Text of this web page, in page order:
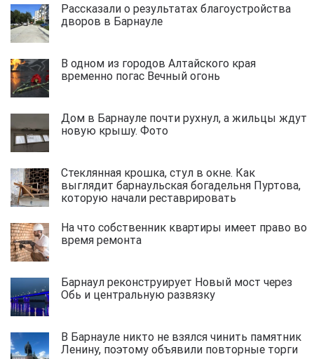
Рассказали о результатах благоустройства
дворов в Барнауле
В одном из городов Алтайского края
временно погас Вечный огонь
Дом в Барнауле почти рухнул, а жильцы ждут
новую крышу. Фото
Стеклянная крошка, стул в окне. Как
выглядит барнаульская богадельня Пуртова,
которую начали реставрировать
На что собственник квартиры имеет право во
время ремонта
Барнаул реконструирует Новый мост через
Обь и центральную развязку
В Барнауле никто не взялся чинить памятник
Ленину, поэтому объявили повторные торги